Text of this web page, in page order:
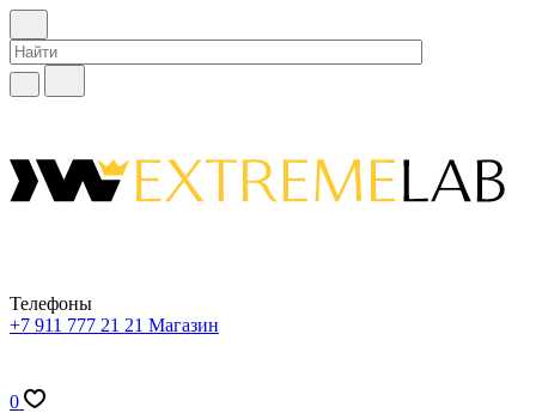
Телефоны
+7 911 777 21 21 Магазин
0